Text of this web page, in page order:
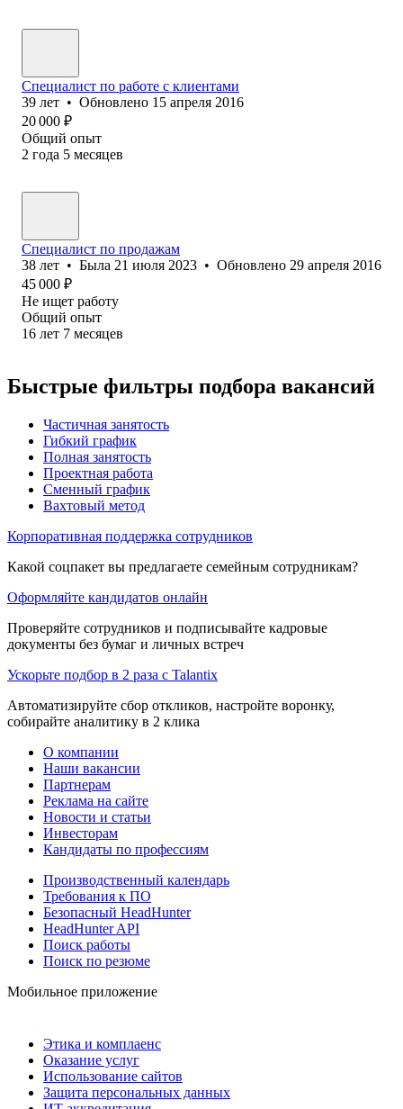
Специалист по работе с клиентами
39 лет • Обновлено 15 апреля 2016
20 000 ₽
Общий опыт
2 года 5 месяцев
Специалист по продажам
38 лет • Была 21 июля 2023 • Обновлено 29 апреля 2016
45 000 ₽
Не ищет работу
Общий опыт
16 лет 7 месяцев
Быстрые фильтры подбора вакансий
Частичная занятость
Гибкий график
Полная занятость
Проектная работа
Сменный график
Вахтовый метод
Корпоративная поддержка сотрудников
Какой соцпакет вы предлагаете семейным сотрудникам?
Оформляйте кандидатов онлайн
Проверяйте сотрудников и подписывайте кадровые
документы без бумаг и личных встреч
Ускорьте подбор в 2 раза с Talantix
Автоматизируйте сбор откликов, настройте воронку,
собирайте аналитику в 2 клика
О компании
Наши вакансии
Партнерам
Реклама на сайте
Новости и статьи
Инвесторам
Кандидаты по профессиям
Производственный календарь
Требования к ПО
Безопасный HeadHunter
HeadHunter API
Поиск работы
Поиск по резюме
Мобильное приложение
Этика и комплаенс
Оказание услуг
Использование сайтов
Защита персональных данных